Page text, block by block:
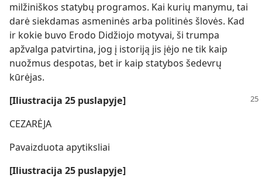
milžiniškos statybų programos. Kai kurių manymu, tai
darė siekdamas asmeninės arba politinės šlovės. Kad
ir kokie buvo Erodo Didžiojo motyvai, ši trumpa
apžvalga patvirtina, jog į istoriją jis įėjo ne tik kaip
nuožmus despotas, bet ir kaip statybos šedevrų
kūrėjas.
[Iliustracija 25 puslapyje]
CEZARĖJA
Pavaizduota apytiksliai
[Iliustracija 25 puslapyje]